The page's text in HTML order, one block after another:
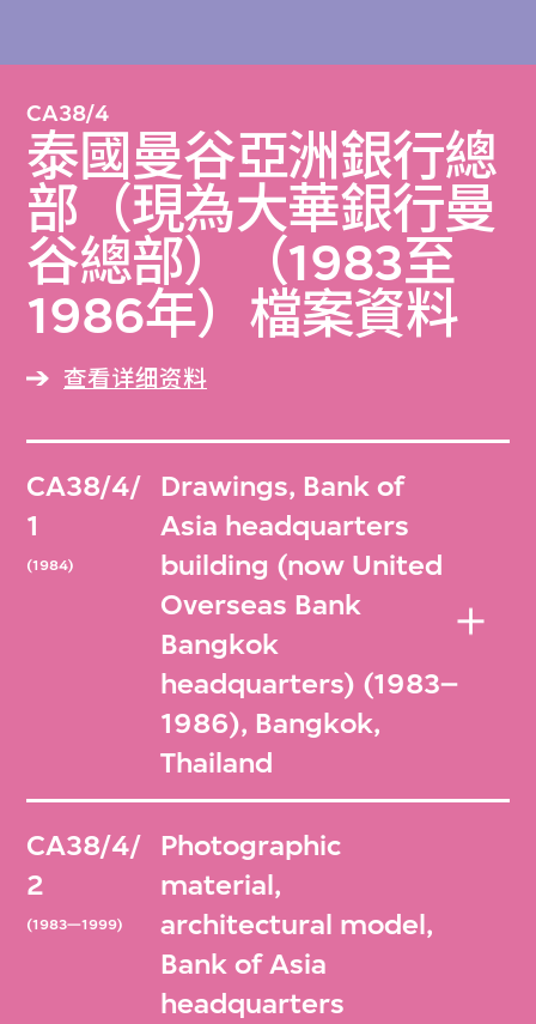
CA38/4
泰國曼谷亞洲銀行總
部（現為大華銀行曼
谷總部）（1983至
1986年）檔案資料
查看详细资料
CA38/4/
1
(1984)
Drawings, Bank of
Asia headquarters
building (now United
Overseas Bank
Bangkok
headquarters) (1983–
1986), Bangkok,
Thailand
CA38/4/
2
(1983—1999)
Photographic
material,
architectural model,
Bank of Asia
headquarters